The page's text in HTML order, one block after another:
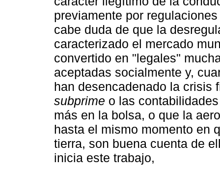
previamente por
cabe duda de que la
caracterizado el mercado
convertido en "legales"
aceptadas socialmente y,
han desencadenado la crisis
subprime o las
más en la bolsa, o que la
hasta el mismo momento en
tierra, son buena cuenta de
inicia este trabajo,